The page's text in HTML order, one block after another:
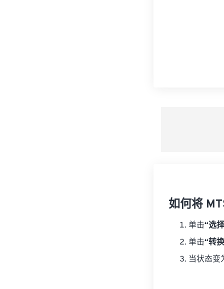
如何将
单击“选
单击“转
当状态变